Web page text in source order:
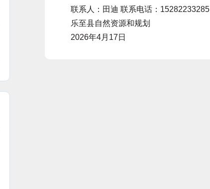
联系人：田迪 联系电话：15282233285
乐至县自然资源和规划
2026年4月17日